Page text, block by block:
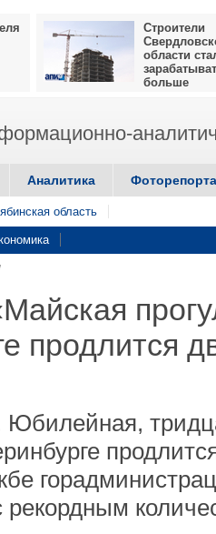
Строители
области
больше
Аналитика
область
продлится
Юбилейная,
рекордным